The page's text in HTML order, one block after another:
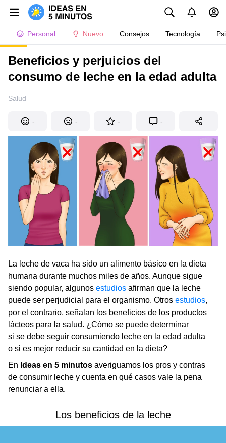
Personal Nuevo Consejos Tecnología
Beneficios y perjuicios del
consumo de leche en la edad adulta
Salud
- - - -
La leche de vaca ha sido un alimento básico en la dieta
humana durante muchos miles de años. Aunque sigue
siendo popular, algunos estudios afirman que la leche
puede ser perjudicial para el organismo. Otros estudios,
por el contrario, señalan los beneficios de los productos
lácteos para la salud. ¿Cómo se puede determinar
si se debe seguir consumiendo leche en la edad adulta
o si es mejor reducir su cantidad en la dieta?
En Ideas en 5 minutos averiguamos los pros y contras
de consumir leche y cuenta en qué casos vale la pena
renunciar a ella.
Los beneficios de la leche